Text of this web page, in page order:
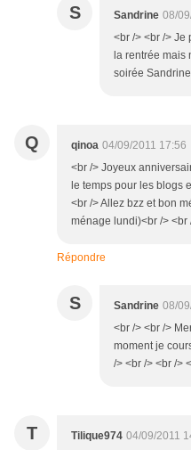
S Sandrine 08/
<br /> <br /> Je
la rentrée mais
soirée
Q qinoa 04/09/2011 17:56
<br /> Joyeux
le temps pour les blogs
<br /> Allez bzz et bon
ménage lundi)<br /> <br
Répondre
S Sandrine 08/
<br /> <br />
moment je
/> <br /> <br />
T Tilique974 04/09/2011